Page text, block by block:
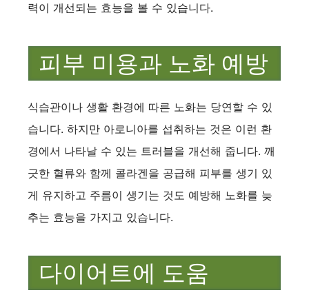
력이 개선되는 효능을 볼 수 있습니다.
피부 미용과 노화 예방
식습관이나 생활 환경에 따른 노화는 당연할 수 있
습니다. 하지만 아로니아를 섭취하는 것은 이런 환
경에서 나타날 수 있는 트러블을 개선해 줍니다. 깨
긋한 혈류와 함께 콜라겐을 공급해 피부를 생기 있
게 유지하고 주름이 생기는 것도 예방해 노화를 늦
추는 효능을 가지고 있습니다.
다이어트에 도움